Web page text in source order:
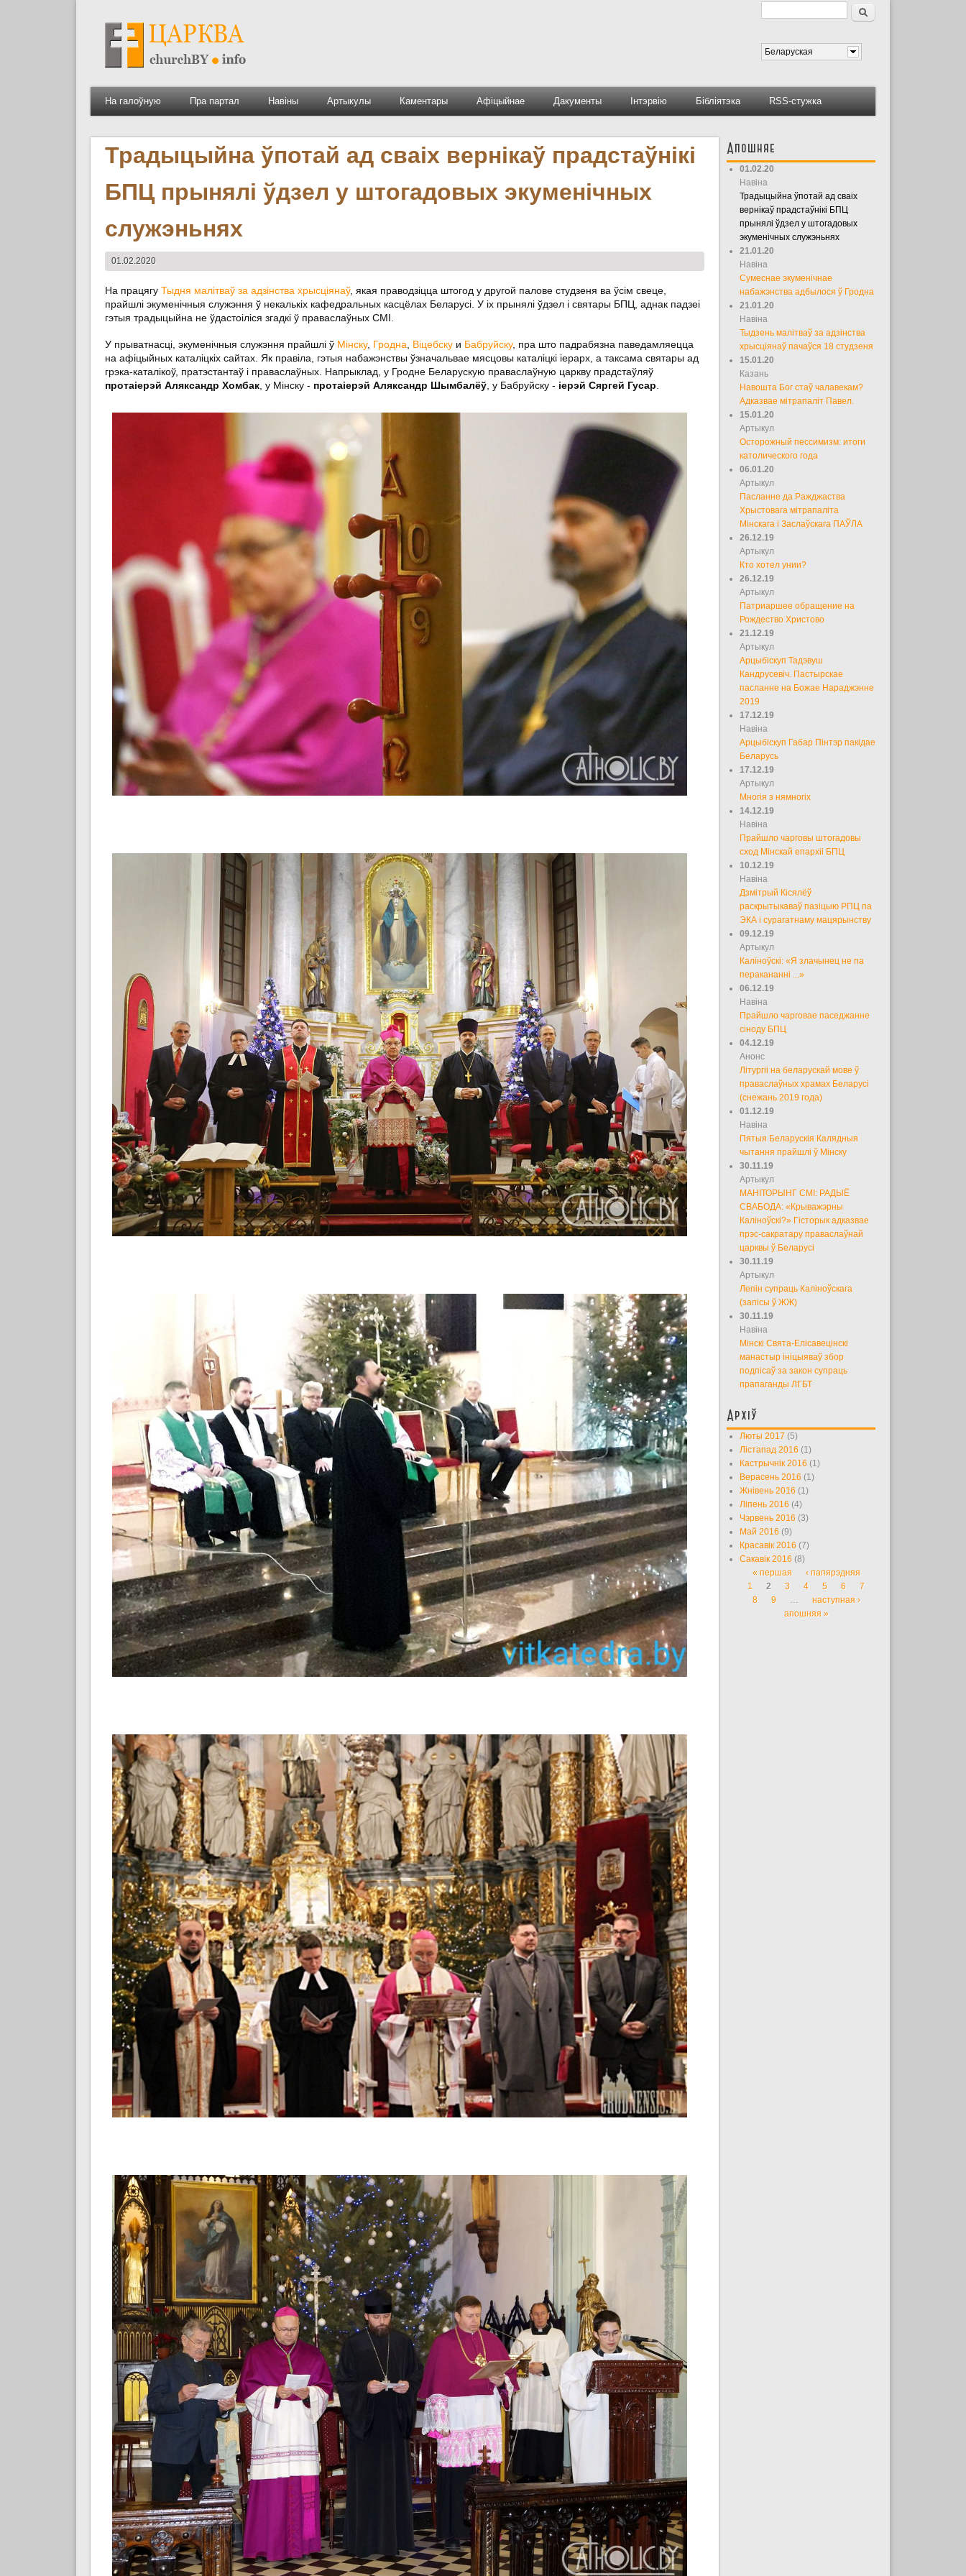
Форма пошуку
Пошук
Беларуская
На галоўную Пра партал Навіны Артыкулы Каментары Афіцыйнае Дакументы Інтэрвію Бібліятэка RSS-стужка
Традыцыйна ўпотай ад сваіх вернікаў прадстаўнікі
БПЦ прынялі ўдзел у штогадовых экуменічных
служэньнях
01.02.2020
На працягу Тыдня малітваў за адзінства хрысціянаў, якая праводзіцца штогод у другой палове студзеня ва ўсiм свеце,
прайшлі экуменічныя служэння ў некалькіх кафедральных касцёлах Беларусі. У іх прынялі ўдзел і святары БПЦ, аднак падзеі
гэтыя традыцыйна не ўдастоіліся згадкі ў праваслаўных СМІ.
У прыватнасці, экуменічныя служэння прайшлі ў Мінску, Гродна Віцебскуи Бабруйску, пра што падрабязна паведамляецца
на афіцыйных каталіцкіх сайтах. Як правіла, гэтыя набажэнствы ўзначальвае мясцовы каталіцкі іерарх, а таксама святары ад
грэка-каталікоў, пратэстантаў і праваслаўных. Напрыклад, у Гродне Беларускую праваслаўную царкву прадстаўляў
протаіерэй Аляксандр Хомбак, у Мінску - протаіерэй Аляксандр Шымбалёў, у Бабруйску - іерэй Сяргей Гусар
Апошняе
01.02.20
Навіна
Традыцыйна ўпотай ад сваіх
вернікаў прадстаўнікі БПЦ
прынялі ўдзел у штогадовых
экуменічных служэньнях
21.01.20
Навіна
Сумеснае экуменічнае
набажэнства адбылося ў Гродна
21.01.20
Навіна
Тыдзень малітваў за адзінства
хрысціянаў пачаўся 18 студзеня
15.01.20
Казань
Навошта Бог стаў чалавекам?
Адказвае мітрапаліт Павел.
15.01.20
Артыкул
Осторожный пессимизм: итоги
католического года
06.01.20
Артыкул
Пасланне да Ражджаства
Хрыстовага мітрапаліта
Мінскага і Заслаўскага ПАЎЛА
26.12.19
Артыкул
Кто хотел унии?
26.12.19
Артыкул
Патриаршее обращение на
Рождество Христово
21.12.19
Артыкул
Арцыбіскуп Тадэвуш
Кандрусевіч. Пастырскае
пасланне на Божае Нараджэнне
2019
17.12.19
Навіна
Арцыбіскуп Габар Пінтэр пакідае
Беларусь
17.12.19
Артыкул
Многія з нямногіх
14.12.19
Навіна
Прайшло чарговы штогадовы
сход Мінскай епархіі БПЦ
10.12.19
Навіна
Дзмітрый Кісялёў
раскрытыкаваў пазіцыю РПЦ па
ЭКА і сурагатнаму мацярынству
09.12.19
Артыкул
Каліноўскі: «Я злачынец не па
перакананні ...»
06.12.19
Навіна
Прайшло чарговае паседжанне
сіноду БПЦ
04.12.19
Анонс
Літургіі на беларускай мове ў
праваслаўных храмах Беларусі
(снежань 2019 года)
01.12.19
Навіна
Пятыя Беларускія Калядныя
чытання прайшлі ў Мінску
30.11.19
Артыкул
МАНІТОРЫНГ СМІ: РАДЫЁ
СВАБОДА: «Крыважэрны
Каліноўскі?» Гісторык адказвае
прэс-сакратару праваслаўнай
царквы ў Беларусі
30.11.19
Артыкул
Лепін супраць Каліноўскага
(запісы ў ЖЖ)
30.11.19
Навіна
Мінскі Свята-Елісавецінскі
манастыр ініцыяваў збор
подпісаў за закон супраць
прапаганды ЛГБТ
Архіў
Люты 2017 (5)
Лістапад 2016 (1)
Кастрычнік 2016 (1)
Верасень 2016 (1)
Жнівень 2016 (1)
Ліпень 2016 (4)
Чэрвень 2016 (3)
Май 2016 (9)
Красавік 2016 (7)
Сакавік 2016 (8)
Старонкі
« першая
‹ папярэдняя
1
2 3 4 5 6
7
8
9 …
наступная ›
апошняя »